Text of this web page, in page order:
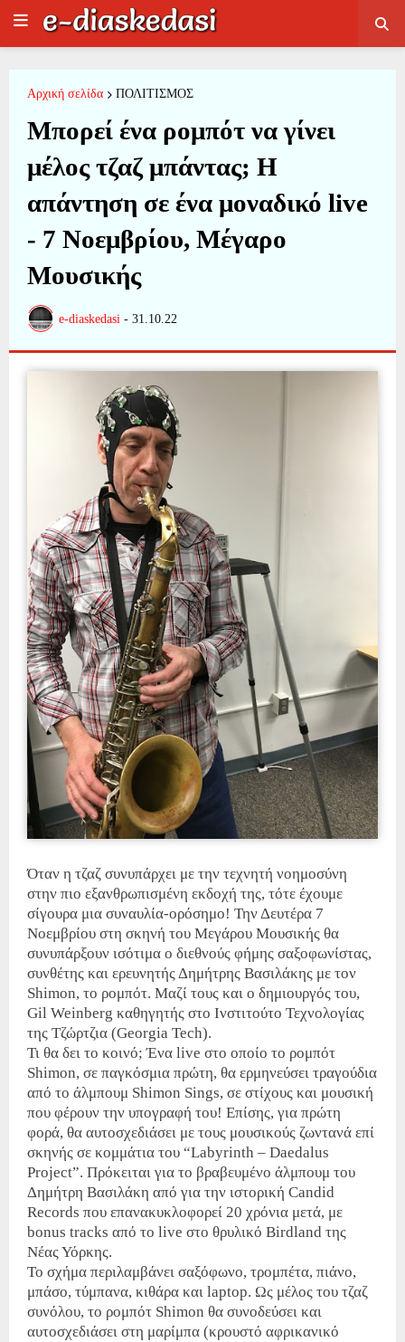
Αρχική σελίδα ΠΟΛΙΤΙΣΜΟΣ
Μπορεί ένα ρομπότ να γίνει
μέλος τζαζ μπάντας; Η
απάντηση σε ένα μοναδικό live
- 7 Νοεμβρίου, Μέγαρο
Μουσικής
e-diaskedasi - 31.10.22
Όταν η τζαζ συνυπάρχει με την τεχνητή νοημοσύνη
στην πιο εξανθρωπισμένη εκδοχή της, τότε έχουμε
σίγουρα μια συναυλία-ορόσημο! Την Δευτέρα 7
Νοεμβρίου στη σκηνή του Μεγάρου Μουσικής θα
συνυπάρξουν ισότιμα ο διεθνούς φήμης σαξοφωνίστας,
συνθέτης και ερευνητής Δημήτρης Βασιλάκης με τον
Shimon, το ρομπότ. Μαζί τους και ο δημιουργός του,
Gil Weinberg καθηγητής στο Ινστιτούτο Τεχνολογίας
της Τζώρτζια (Georgia Tech).
Τι θα δει το κοινό; Ένα live στο οποίο το ρομπότ
Shimon, σε παγκόσμια πρώτη, θα ερμηνεύσει τραγούδια
από το άλμπουμ Shimon Sings, σε στίχους και μουσική
που φέρουν την υπογραφή του! Επίσης, για πρώτη
φορά, θα αυτοσχεδιάσει με τους μουσικούς ζωντανά επί
σκηνής σε κομμάτια του “Labyrinth – Daedalus
Project”. Πρόκειται για το βραβευμένο άλμπουμ του
Δημήτρη Βασιλάκη από για την ιστορική Candid
Records που επανακυκλοφορεί 20 χρόνια μετά, με
bonus tracks από το live στο θρυλικό Birdland της
Νέας Υόρκης.
Το σχήμα περιλαμβάνει σαξόφωνο, τρομπέτα, πιάνο,
μπάσο, τύμπανα, κιθάρα και laptop. Ως μέλος του τζαζ
συνόλου, το ρομπότ Shimon θα συνοδεύσει και
αυτοσχεδιάσει στη μαρίμπα (κρουστό αφρικανικό